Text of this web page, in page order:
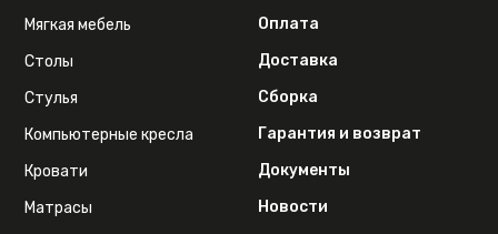
Мягкая мебель
Столы
Стулья
Компьютерные кресла
Кровати
Матрасы
Оплата
Доставка
Сборка
Гарантия и возврат
Документы
Новости